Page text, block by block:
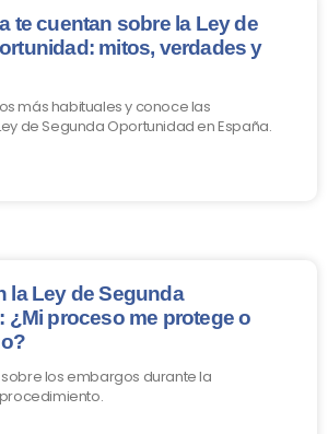
te cuentan sobre la Ley de
mitos, verdades y
más habituales y conoce las
de Segunda Oportunidad en España.
la Ley de Segunda
¿Mi proceso me protege o
los embargos durante la